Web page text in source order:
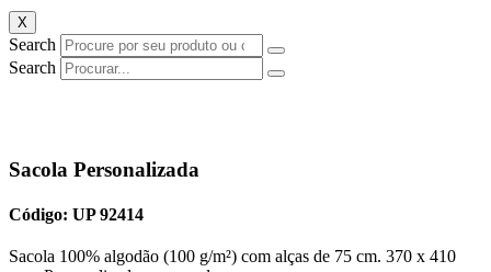
X
Search
Search
Sacola Personalizada
Código: UP 92414
Sacola 100% algodão (100 g/m²) com alças de 75 cm. 370 x 410